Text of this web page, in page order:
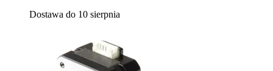
Dostawa do 10 sierpnia